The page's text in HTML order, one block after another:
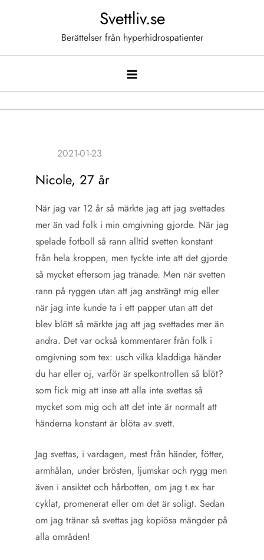
Svettliv.se
Berättelser från hyperhidrospatienter
Nicole, 27 år
När jag var 12 år så märkte jag att jag svettades
mer än vad folk i min omgivning gjorde. När jag
spelade fotboll så rann alltid svetten konstant
från hela kroppen, men tyckte inte att det gjorde
så mycket eftersom jag tränade. Men när svetten
rann på ryggen utan att jag ansträngt mig eller
när jag inte kunde ta i ett papper utan att det
blev blött så märkte jag att jag svettades mer än
andra. Det var också kommentarer från folk i
omgivning som tex: usch vilka kladdiga händer
du har eller oj, varför är spelkontrollen så blöt?
som fick mig att inse att alla inte svettas så
mycket som mig och att det inte är normalt att
händerna konstant är blöta av svett.
Jag svettas, i vardagen, mest från händer, fötter,
armhålan, under brösten, ljumskar och rygg men
även i ansiktet och hårbotten, om jag t.ex har
cyklat, promenerat eller om det är soligt. Sedan
om jag tränar så svettas jag kopiösa mängder på
alla områden!